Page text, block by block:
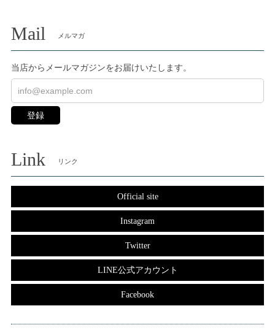
Mail メルマガ
当店からメールマガジンをお届けいたします。
登録
Link リンク
Official site
Instagram
Twitter
LINE公式アカウント
Facebook